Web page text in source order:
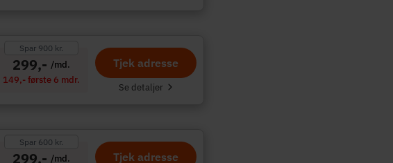
Spar 900 kr.
299,- /md.
149,- første 6 mdr.
Tjek adresse
Se detaljer
Spar 600 kr.
299,- /md.
Tjek adresse